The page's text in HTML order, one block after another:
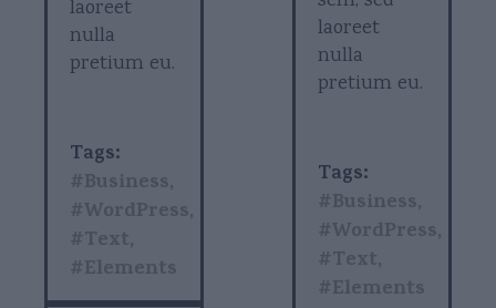
laoreet
nulla
pretium eu.
Tags:
#Business,
#WordPress,
#Text,
#Elements
laoreet
nulla
pretium eu.
Tags:
#Business,
#WordPress,
#Text,
#Elements